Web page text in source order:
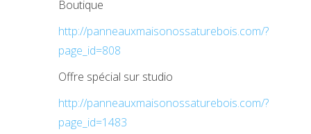
Boutique
http://panneauxmaisonossaturebois.com/?
page_id=808
Offre spécial sur studio
http://panneauxmaisonossaturebois.com/?
page_id=1483